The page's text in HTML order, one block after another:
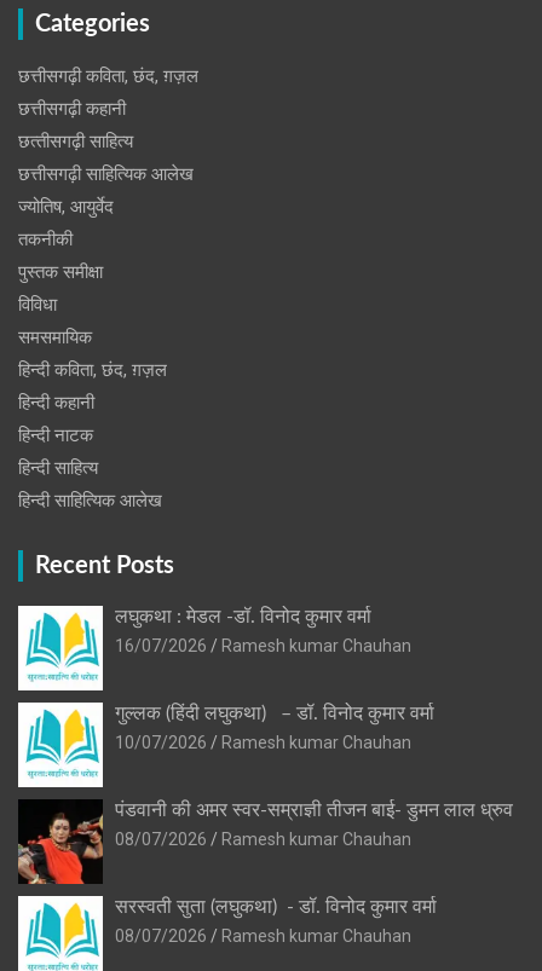
Categories
छत्तीसगढ़ी कविता, छंद, ग़ज़ल
छत्तीसगढ़ी कहानी
छत्‍तीसगढ़ी साहित्‍य
छत्तीसगढ़ी साहित्यिक आलेख
ज्योतिष, आयुर्वेद
तकनीकी
पुस्‍तक समीक्षा
विविधा
समसमायिक
हिन्दी कविता, छंद, ग़ज़ल
हिन्दी कहानी
हिन्‍दी नाटक
हिन्दी साहित्य
हिन्दी साहित्यिक आलेख
Recent Posts
लघुकथा : मेडल -डॉ. विनोद कुमार वर्मा
16/07/2026
Ramesh kumar Chauhan
गुल्लक (हिंदी लघुकथा) – डॉ. विनोद कुमार वर्मा
10/07/2026
Ramesh kumar Chauhan
पंडवानी की अमर स्वर-सम्राज्ञी तीजन बाई- डुमन लाल ध्रुव
08/07/2026
Ramesh kumar Chauhan
सरस्वती सुता (लघुकथा) ​- डॉ. विनोद कुमार वर्मा
08/07/2026
Ramesh kumar Chauhan